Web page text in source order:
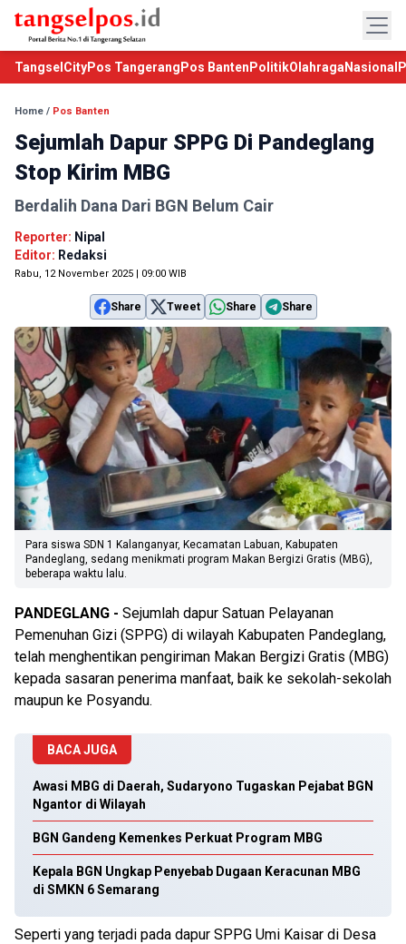
TangselCityPos Tangerang Pos Banten PolitikOlahraga Nasional
Home / Pos Banten
Sejumlah Dapur SPPG Di Pandeglang
Stop Kirim MBG
Berdalih Dana Dari BGN Belum Cair
Reporter: Nipal
Editor: Redaksi
Rabu, 12 November 2025 | 09:00 WIB
Share Tweet Share Share
Para siswa SDN 1 Kalanganyar, Kecamatan Labuan, Kabupaten
Pandeglang, sedang menikmati program Makan Bergizi Gratis (MBG),
beberapa waktu lalu.
PANDEGLANG - Sejumlah dapur Satuan Pelayanan
Pemenuhan Gizi (SPPG) di wilayah Kabupaten Pandeglang,
telah menghentikan pengiriman Makan Bergizi Gratis (MBG)
kepada sasaran penerima manfaat, baik ke sekolah-sekolah
maupun ke Posyandu.
BACA JUGA
Awasi MBG di Daerah, Sudaryono Tugaskan Pejabat BGN
Ngantor di Wilayah
BGN Gandeng Kemenkes Perkuat Program MBG
Kepala BGN Ungkap Penyebab Dugaan Keracunan MBG
di SMKN 6 Semarang
Seperti yang terjadi pada dapur SPPG Umi Kaisar di Desa